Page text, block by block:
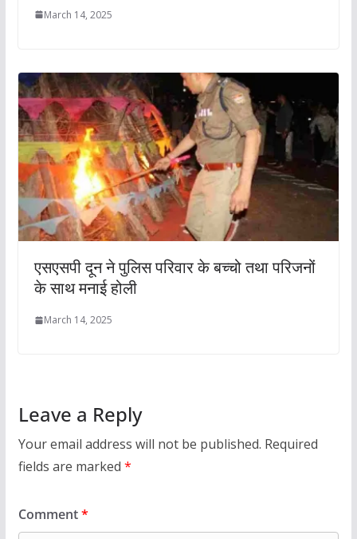
March 14, 2025
एसएसपी दून ने पुलिस परिवार के बच्चो तथा परिजनों
के साथ मनाई होली
March 14, 2025
Leave a Reply
Your email address will not be published. Required
fields are marked *
Comment*